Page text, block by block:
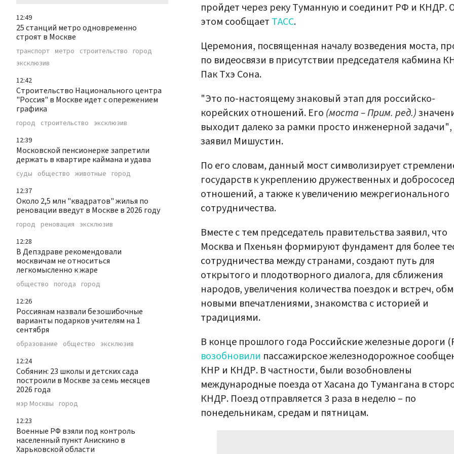
12:49
25 станций метро одновременно
строят в Москве
транспорт метро строительство город
эксклюзив
12:42
Строительство Национального центра
"Россия" в Москве идет с опережением
графика
город строительство эксклюзив
12:39
Московской пенсионерке запретили
держать в квартире каймана и удава
суды общество животные город
12:37
Около 2,5 млн "квадратов" жилья по
реновации введут в Москве в 2026 году
город реновация эксклюзив
12:28
В Депздраве рекомендовали
москвичам не относиться
легкомысленно к жаре
общество погода город
12:26
Россиянам назвали безошибочные
варианты подарков учителям на 1
сентября
образование общество эксклюзив
12:24
Собянин: 23 школы и детских сада
построили в Москве за семь месяцев
2026 года
мэр Москвы город
12:23
Военные РФ взяли под контроль
населенный пункт Анискино в
Харьковской области
пройдет через реку Туманную и соединит РФ и КНДР.
этом сообщает ТАСС.
Церемония, посвященная началу возведения моста,
по видеосвязи в присутствии председателя кабмина
Пак Тхэ Сона.
"Это по-настоящему знаковый этап для российско-
корейских отношений. Его (моста – Прим. ред.)
выходит далеко за рамки просто инженерной задачи",
заявил Мишустин.
По его словам, данный мост символизирует
государств к укреплению дружественных и
отношений, а также к увеличению межрегионального
сотрудничества.
Вместе с тем председатель правительства заявил, что
Москва и Пхеньян формируют фундамент для более
сотрудничества между странами, создают путь для
открытого и плодотворного диалога, для сближения
народов, увеличения количества поездок и встреч,
новыми впечатлениями, знакомства с историей и
традициями.
В конце прошлого года Российские железные дороги
возобновили пассажирское железнодорожное
КНР и КНДР. В частности, были возобновлены
международные поезда от Хасана до Тумангана в
КНДР. Поезд отправляется 3 раза в неделю – по
понедельникам, средам и пятницам.